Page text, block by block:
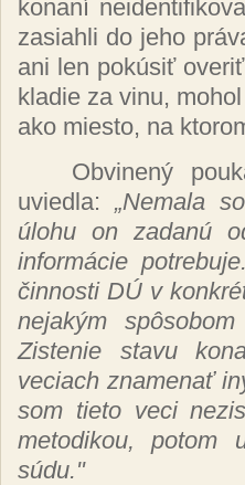
konaní
zasiahli do jeho
ani len pokúsiť
kladie za vinu, mohol
ako miesto, na
Obvinený
uviedla: „Nemala
úlohu on zadanú
informácie potrebuje.
činnosti DÚ v
nejakým
Zistenie stavu
veciach znamenať
som tieto veci
metodikou, potom
súdu."